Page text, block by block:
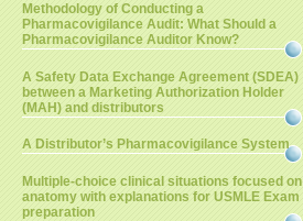
Methodology of Conducting a
Pharmacovigilance Audit: What Should a
Pharmacovigilance Auditor Know?
A Safety Data Exchange Agreement (SDEA)
between a Marketing Authorization Holder
(MAH) and distributors
A Distributor’s Pharmacovigilance System
Multiple-choice clinical situations focused on
anatomy with explanations for USMLE Exam
preparation